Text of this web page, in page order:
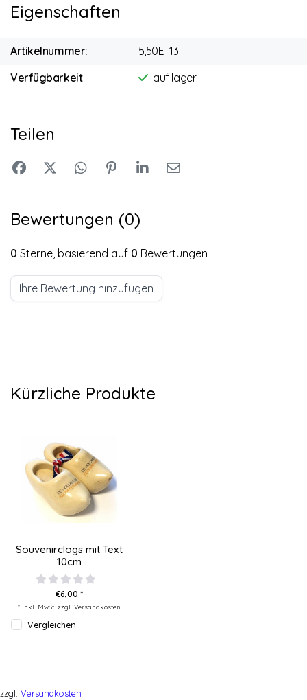
Eigenschaften
Artikelnummer:
5,50E+13
Verfügbarkeit
auf lager
Teilen
Bewertungen (0)
0 Sterne, basierend auf 0 Bewertungen
Ihre Bewertung hinzufügen
Kürzliche Produkte
Souvenirclogs mit Text
10cm
€6,00 *
* Inkl. MwSt. zzgl. Versandkosten
Vergleichen
zzgl. Versandkosten